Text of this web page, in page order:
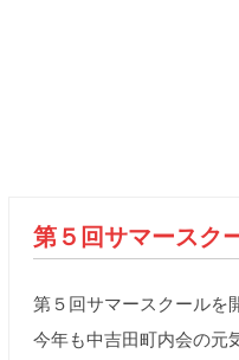
第５回サマース
第５回サマースクールを
今年も中吉田町内会の元